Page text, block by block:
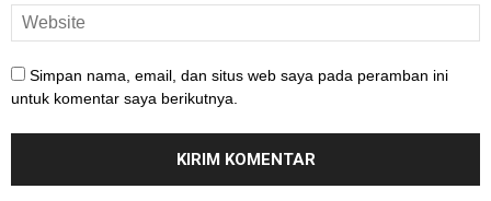
Simpan nama, email, dan situs web saya pada peramban ini
untuk komentar saya berikutnya.